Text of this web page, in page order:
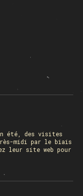
été, des visites
midi par le biais
leur site web pour